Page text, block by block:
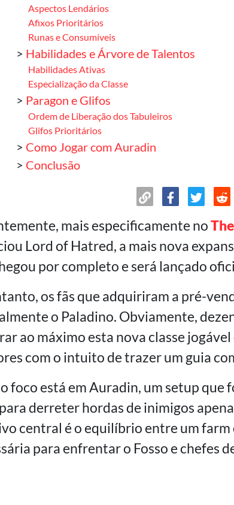
Aspectos Lendários
Afixos Prioritários
Runas e Consumíveis
> Habilidades e Árvore de Talentos
Habilidades Ativas
Especialização da Classe
> Paragon e Glifos
Ordem de Liberação dos Tabuleiros
Glifos Prioritários
> Como Jogar com Auradin
> Conclusão
mais especificamente no
Lord of Hatred, a mais nova
por completo e será lançado
os fãs que adquiriram a pré-
o Paladino. Obviamente,
ao máximo esta nova classe
com o intuito de trazer um guia
foco está em Auradin, um setup
derreter hordas de inimigos
central é o equilíbrio entre um
para enfrentar o Fosso e chefes